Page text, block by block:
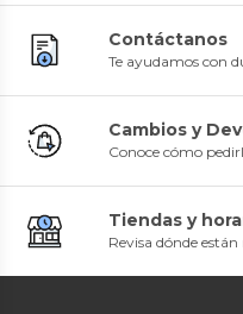
Contáctanos
Te ayudamos con
Cambios y
Conoce cómo
Tiendas y
Revisa dónde